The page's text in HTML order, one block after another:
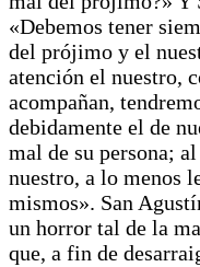
«Debemos tener
del prójimo y el
atención el nuestro,
acompañan,
debidamente el de
mal de su persona;
nuestro, a lo menos
mismos». San
un horror tal de la
que, a fin de